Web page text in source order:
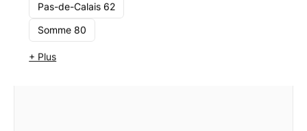
Pas-de-Calais 62
Somme 80
+ Plus